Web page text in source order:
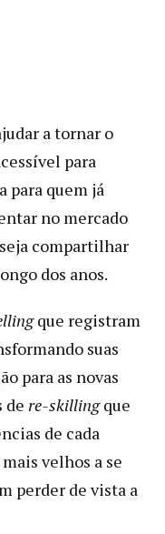
a tornar o
para
para quem já
no mercado
compartilhar
dos anos.
que registram
suas
para as novas
de re-skillingque
de cada
velhos a se
perder de vista a